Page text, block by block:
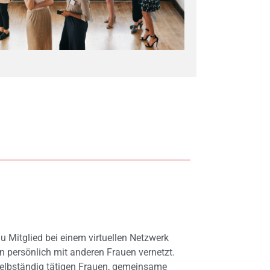
Mitglied bei einem virtuellen Netzwerk
persönlich mit anderen Frauen vernetzt.
tätigen Frauen, gemeinsame